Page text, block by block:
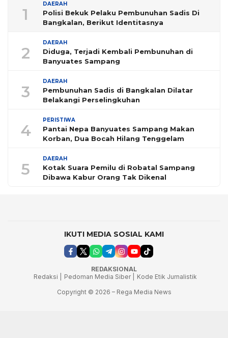
1
DAERAH
Polisi Bekuk Pelaku Pembunuhan Sadis Di
Bangkalan, Berikut Identitasnya
2
DAERAH
Diduga, Terjadi Kembali Pembunuhan di
Banyuates Sampang
3
DAERAH
Pembunuhan Sadis di Bangkalan Dilatar
Belakangi Perselingkuhan
4
PERISTIWA
Pantai Nepa Banyuates Sampang Makan
Korban, Dua Bocah Hilang Tenggelam
5
DAERAH
Kotak Suara Pemilu di Robatal Sampang
Dibawa Kabur Orang Tak Dikenal
IKUTI MEDIA SOSIAL KAMI
REDAKSIONAL
Redaksi |
Pedoman Media Siber |
Kode Etik Jurnalistik
Copyright © 2026 – Rega Media News